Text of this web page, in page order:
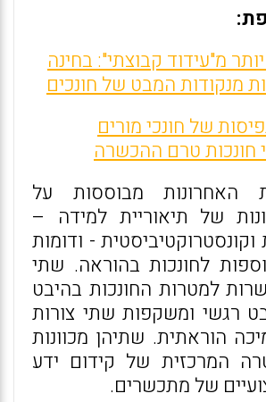
מ"עידוד קבוצתי": בחינה
מנקודות המבט של חונכים
של חונכי מורים
חונכות טרם ההכשרה
האחרונות מבוססות על
של תיאוריית למידה –
וקונסטרוקטיביסטית - ודומות
לחונכות בהוראה. שתי
למטרות החונכות בהיבט
רגשי ומשקפות שתי צורות
הוראתית. שתיהן מכוונות
המרכזית של קידום ידע
של מתכשרים.